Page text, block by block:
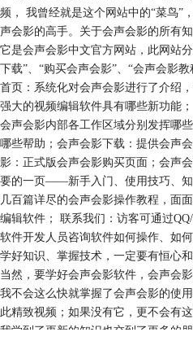
频， 我曾经就是这个网站中的“菜鸟”
声会影的高手。关于会声会影的所有
它是会声会影中文官方网站，此网站
下载”、“购买会声会影”、“会声会影教
首页：系统化对会声会影进行了介绍
强大的视频编辑软件具有哪些新功能
会声会影内部各工作区域分别发挥哪
哪些帮助；会声会影下载：提供会声
影：正式版会声会影购买页面；会声
要的一页——新手入门、使用技巧、
几百篇详尽的会声会影操作教程，面
编辑软件； 联系我们：访客可通过
软件开发人员咨询软件如何操作、如
学好知识、掌握技术，一定要有恒心和
当然，要学好会声会影软件，会声会
我不会这么快就掌握了会声会影的使
此精致视频；如果没有它，更不会有
我学到了更新的知识也交到了更多的